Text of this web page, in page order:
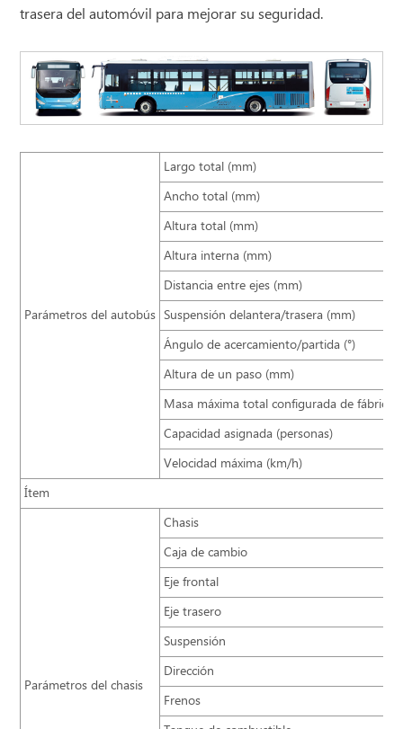
trasera del automóvil para mejorar su seguridad.
Parámetros del autobús
Largo total (mm)
Ancho total (mm)
Altura total (mm)
Altura interna (mm)
Distancia entre ejes (mm)
Suspensión delantera/trasera (mm)
Ángulo de acercamiento/partida (°)
Altura de un paso (mm)
Masa máxima total configurada de fábrica
Capacidad asignada (personas)
Velocidad máxima (km/h)
Ítem
Parámetros del chasis
Chasis
Caja de cambio
Eje frontal
Eje trasero
Suspensión
Dirección
Frenos